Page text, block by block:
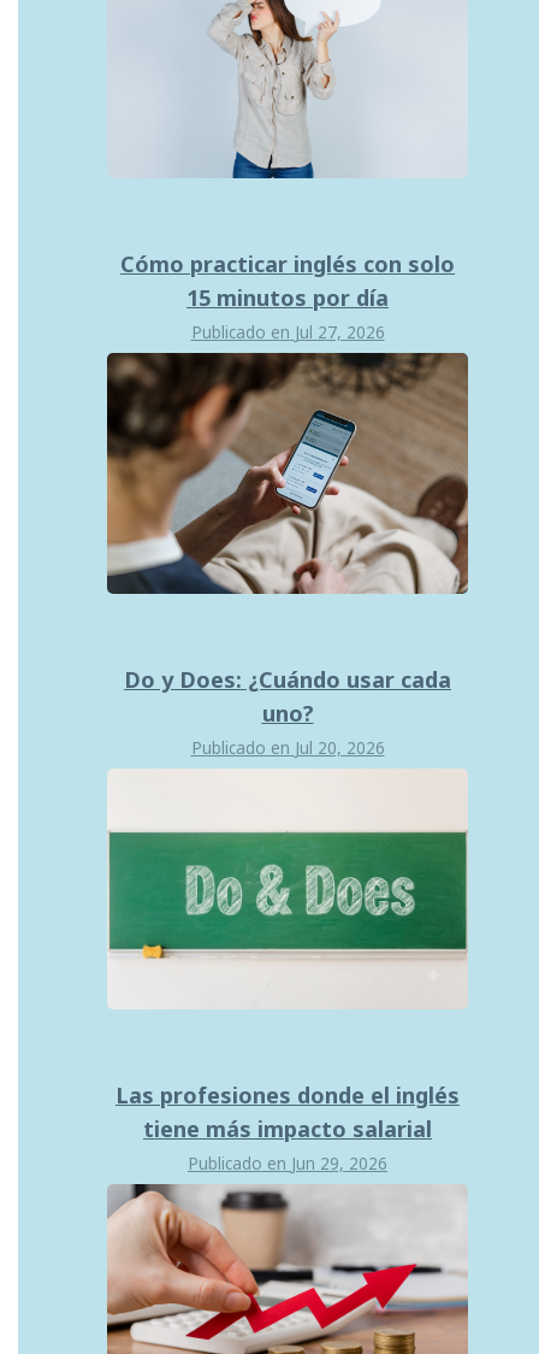
Cómo practicar inglés con solo
15 minutos por día
Publicado en Jul 27, 2026
Do y Does: ¿Cuándo usar cada
uno?
Publicado en Jul 20, 2026
Las profesiones donde el inglés
tiene más impacto salarial
Publicado en Jun 29, 2026